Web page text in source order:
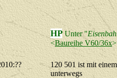
HP Unter "
<Baureihe V60/36x
120 501 ist mit
unterwegs